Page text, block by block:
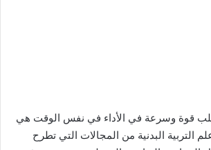
قوة وسرعة في الأداء في نفس الوقت هي
التربية البدنية من المجالات التي تطرح